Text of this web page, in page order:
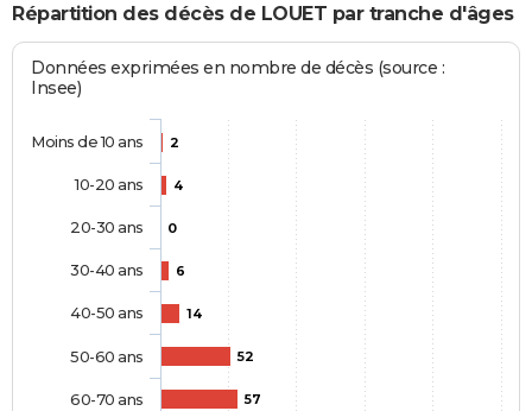
Répartition des décès de LOUET par tranche d'âges
Données exprimées en nombre de décès (source :
Insee)
2
4
0
6
14
52
57
Moins de 10 ans
10-20 ans
20-30 ans
30-40 ans
40-50 ans
50-60 ans
60-70 ans